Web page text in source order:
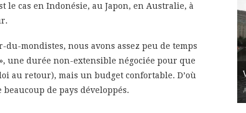
le cas en Indonésie, au Japon, en Australie, à
mondistes, nous avons assez peu de temps
une durée non-extensible négociée pour que
au retour), mais un budget confortable. D’où
de pays développés.